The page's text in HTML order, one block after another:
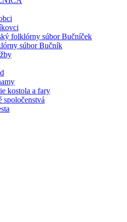
folklórny súbor Bučníček
súbor Bučník
kostola a fary
spoločenstvá